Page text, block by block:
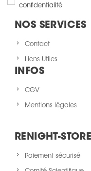
confidentialité
NOS SERVICES
Contact
Liens Utiles
INFOS
CGV
Mentions légales
RENIGHT-STORE
Paiement sécurisé